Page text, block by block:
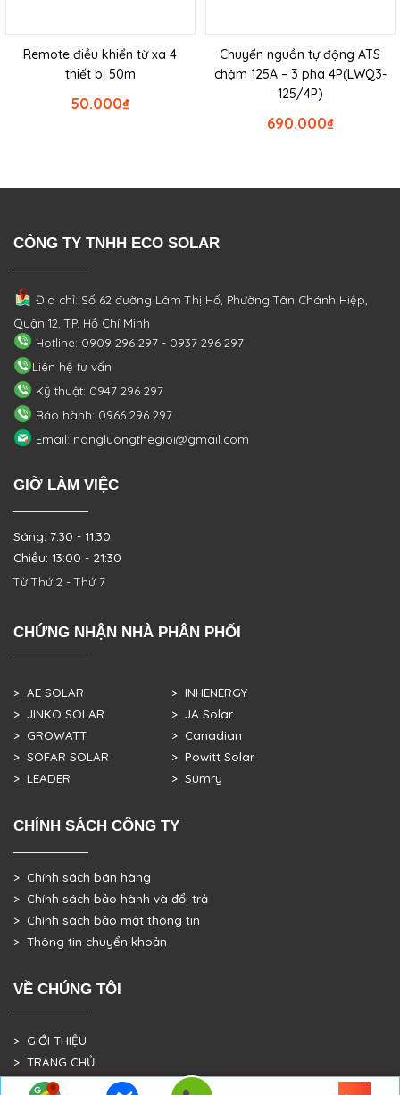
Remote điều khiển từ xa 4
thiết bị 50m
₫
50.000
Chuyển nguồn tự động ATS
chậm 125A – 3 pha 4P(LWQ3-
125/4P)
₫
690.000
CÔNG TY TNHH ECO SOLAR
Địa chỉ: Số 62 đường Lâm Thị Hố, PhườngTân Chánh Hiệp,
Quận 12, TP. Hồ Chí Minh
Hotline: 0909 296 297 - 0937 296 297
Liên hệ tư vấn
Kỹ thuật: 0947 296 297
Bảo hành: 0966 296 297
Email: nangluongthegioi@gmail.com
GIỜ LÀM VIỆC
Sáng: 7:30 - 11:30
Chiều: 13:00 - 21:30
Từ Thứ 2 - Thứ 7
CHỨNG NHẬN NHÀ PHÂN PHỐI
> AE SOLAR
> JINKO SOLAR
> GROWATT
> SOFAR SOLAR
> LEADER
> INHENERGY
> JA Solar
> Canadian
> Powitt Solar
> Sumry
CHÍNH SÁCH CÔNG TY
> Chính sách bán hàng
> Chính sách bảo hành và đổi trả
> Chính sách bảo mật thông tin
> Thông tin chuyển khoản
VỀ CHÚNG TÔI
> GIỚI THIỆU
> TRANG CHỦ
> DỰ ÁN THỰC TẾ